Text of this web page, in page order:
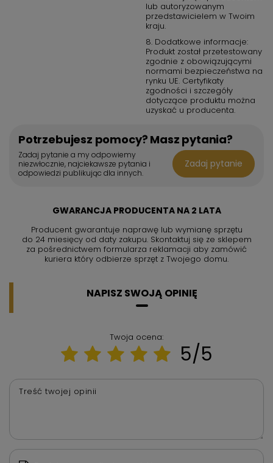
lub autoryzowanym
przedstawicielem w Twoim
kraju.
8. Dodatkowe informacje:
Produkt został przetestowany
zgodnie z obowiązującymi
normami bezpieczeństwa na
rynku UE. Certyfikaty
zgodności i szczegóły
dotyczące produktu można
uzyskać u producenta.
Potrzebujesz pomocy? Masz pytania?
Zadaj pytanie a my odpowiemy
niezwłocznie, najciekawsze pytania i
odpowiedzi publikując dla innych.
Zadaj pytanie
GWARANCJA PRODUCENTA NA 2 LATA
Producent gwarantuje naprawę lub wymianę sprzętu
do 24 miesięcy od daty zakupu. Skontaktuj się ze sklepem
za pośrednictwem formularza reklamacji aby zamówić
kuriera który odbierze sprzęt z Twojego domu.
NAPISZ SWOJĄ OPINIĘ
Twoja ocena:
5/5
Treść twojej opinii